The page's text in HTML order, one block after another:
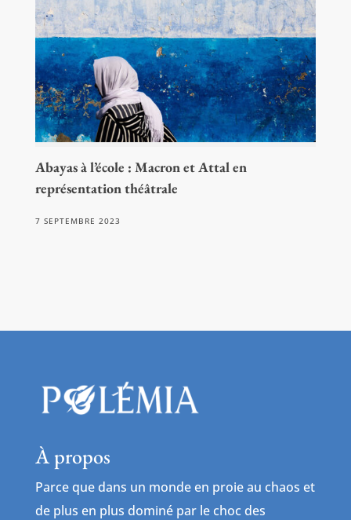
Abayas à l’école : Macron et Attal en
représentation théâtrale
7 SEPTEMBRE 2023
À propos
Parce que dans un monde en proie au chaos et
de plus en plus dominé par le choc des